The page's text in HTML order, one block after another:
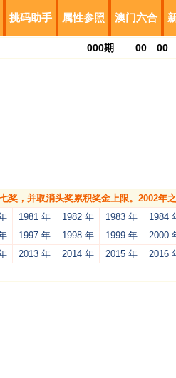
挑码助手 属性参照 澳门六合
000期 00 00
奖，并取消头奖累积奖金上限。2002年
1981 年 1982 年 1983 年 1984
1997 年 1998 年 1999 年 2000
2013 年 2014 年 2015 年 2016